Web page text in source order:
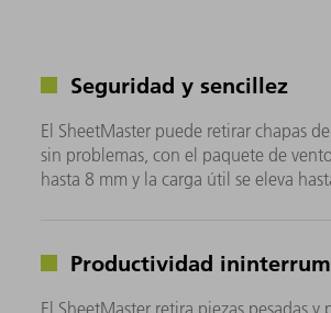
Seguridad y sencillez
El SheetMaster puede retirar chapas
sin problemas, con el paquete de
hasta 8 mm y la carga útil se eleva
Productividad
El SheetMaster retira piezas pesadas y